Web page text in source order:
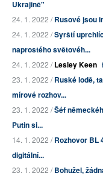
Ukrajině"
24. 1. 2022 /Rusové jsou
24. 1. 2022 /Syrští
naprostého světovéh...
24. 1. 2022 /Lesley Keen
23. 1. 2022 /Ruské lodě,
mírové rozhov...
23. 1. 2022 /Šéf
Putin si...
14. 1. 2022 /Rozhovor BL
digitální...
23. 1. 2022 /Bohužel,